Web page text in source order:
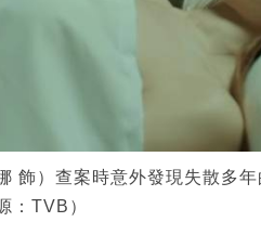
飾）查案時意外發現失散多年
：TVB）